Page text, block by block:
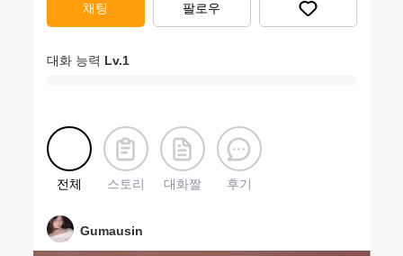
채팅 팔로우
대화 능력 Lv.1
전체 스토리 대화짤 후기
Gumausin